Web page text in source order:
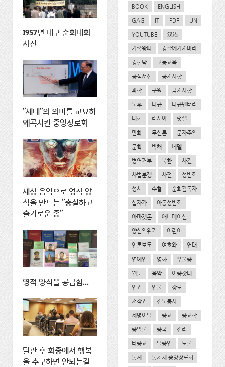
1957년 대구 순회대회
사진
"세대"의 의미를 교묘히
왜곡시킨 중앙장로회
세상 음악으로 영적 양
식을 만드는 "충실하고
슬기로운 종"
영적 양식을 공급함...
탈관 후 회중에서 행복
을 추구하면 안되는걸
BOOK ENGLISH
GAG IT PDF UN
YOUTUBE 汉语
가족왕따 경찰에가지마라
경험담 고등교육
공식서신 공지사항
과학 구원 금지사항
노후 다큐 다큐멘터리
대회 러시아 럿셀
만화 무신론 문자주의
문학 박해 베델
병역거부 북한 사건
사법분쟁 사전 성범죄
성서 수혈 순회감독자
십자가 아동성범죄
아마겟돈 애니메이션
양심의위기 어린이
언론보도 여호와 연대
연예인 영화 우울증
웹툰 음악 이중잣대
인권 인물 장로
저작권 전도봉사
제명이탈 종교 종교학
종말론 중국 진리
타종교 탈증인 토론
통계 통치체 중앙장로회